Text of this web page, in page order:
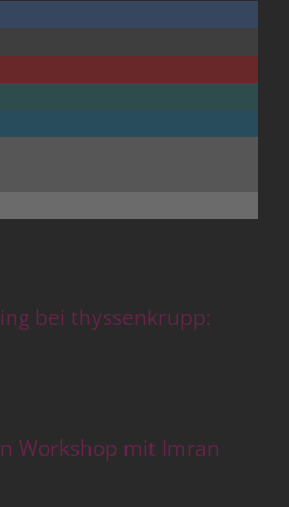
bei thyssenkrupp:
Workshop mit Imran